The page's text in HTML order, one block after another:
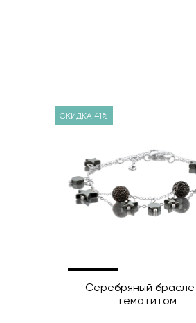
СКИДКА 41%
Серебряный
гематитом